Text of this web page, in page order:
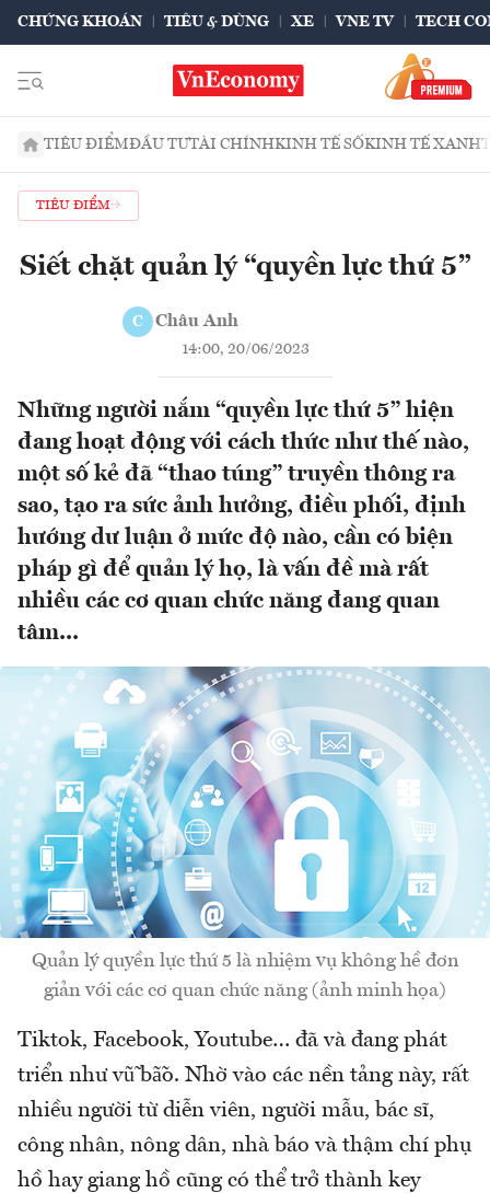
CHỨNG KHOÁN TIÊU & DÙNG XE VNE TV TECH
TIÊU ĐIỂMĐẦU TƯTÀI CHÍNHKINH TẾ SỐKINH TẾ XANH
TIÊU ĐIỂM
Siết chặt quản lý “quyền lực thứ 5”
C Châu Anh
14:00, 20/06/2023
Những người nắm “quyền lực thứ 5” hiện
đang hoạt động với cách thức như thế nào,
một số kẻ đã “thao túng” truyền thông ra
sao, tạo ra sức ảnh hưởng, điều phối, định
hướng dư luận ở mức độ nào, cần có biện
pháp gì để quản lý họ, là vấn đề mà rất
nhiều các cơ quan chức năng đang quan
tâm...
Quản lý quyền lực thứ 5 là nhiệm vụ không hề đơn
giản với các cơ quan chức năng (ảnh minh họa)
Tiktok, Facebook, Youtube… đã và đang phát
triển như vũ̃ bã̃o. Nhờ vào các nền tảng này, rất
nhiều người từ diễn viên, người mẫu, bác sĩ,
công nhân, nông dân, nhà báo và thậm chí phụ
hồ hay giang hồ cũng có thể trở thành key